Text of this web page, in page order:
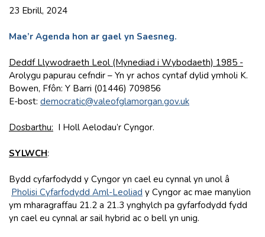
23 Ebrill, 2024
Mae’r Agenda hon ar gael yn Saesneg.
Deddf Llywodraeth Leol (Mynediad i Wybodaeth) 1985 -
Arolygu papurau cefndir – Yn yr achos cyntaf dylid ymholi K.
Bowen, Ffôn: Y Barri (01446) 709856
E-bost: democratic@valeofglamorgan.gov.uk
Dosbarthu: I Holl Aelodau’r Cyngor.
SYLWCH:
Bydd cyfarfodydd y Cyngor yn cael eu cynnal yn unol â
Pholisi Cyfarfodydd Aml-Leoliad y Cyngor ac mae manylion
ym mharagraffau 21.2 a 21.3 ynghylch pa gyfarfodydd fydd
yn cael eu cynnal ar sail hybrid ac o bell yn unig.